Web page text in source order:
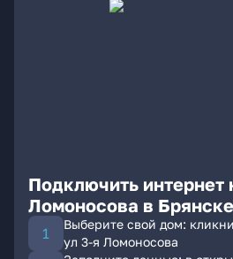
Подключить интернет
Ломоносова в Брянске
Выберите свой дом:
ул 3-я Ломоносова